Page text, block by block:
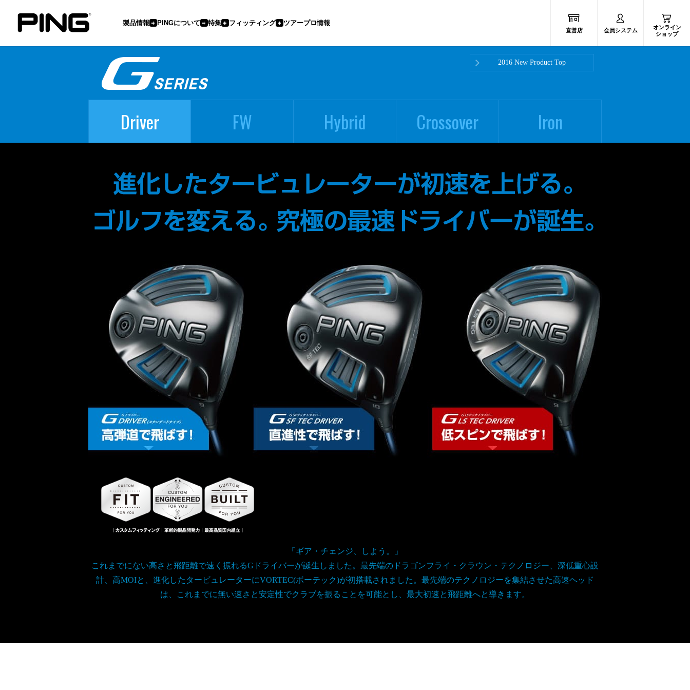
製品情報 PINGについて 特集 フィッティング ツアープロ情報
直営店 会員システム
オンライン
ショップ
2016 New Product Top
Driver FW Hybrid Crossover Iron
「ギア・チェンジ、しよう。」
これまでにない高さと飛距離で速く振れるGドライバーが誕生しました。最先端のドラゴンフライ・クラウン・テクノロジー、深低重心設
計、高MOIと、進化したタービュレーターにVORTEC(ボーテック)が初搭載されました。最先端のテクノロジーを集結させた高速ヘッド
は、これまでに無い速さと安定性でクラブを振ることを可能とし、最大初速と飛距離へと導きます。